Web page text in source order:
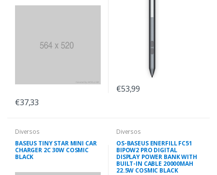
€37,33
€53,99
Diversos
BASEUS TINY STAR MINI CAR
CHARGER 2C 30W COSMIC
BLACK
Diversos
OS-BASEUS ENERFILL FC51
BIPOW2 PRO DIGITAL
DISPLAY POWER BANK WITH
BUILT-IN CABLE 20000MAH
22.5W COSMIC BLACK